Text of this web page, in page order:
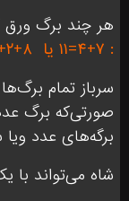
هر چند برگ
: ۷+۴=۱۱ یا
۸+۲+۱=۱۱)
سرباز تمام
صورتی‌که برگ
برگه‌های عدد ویا
شاه می‌تواند با